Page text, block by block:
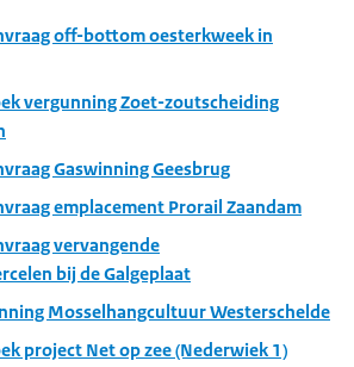
off-bottom oesterkweek in
vergunning Zoet-zoutscheiding
Gaswinning Geesbrug
emplacement Prorail Zaandam
vervangende
bij de Galgeplaat
Mosselhangcultuur Westerschelde
project Net op zee (Nederwiek 1)